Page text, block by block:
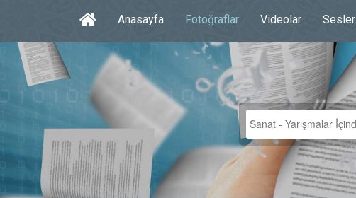
Anasayfa Fotoğraflar Videolar Sesler